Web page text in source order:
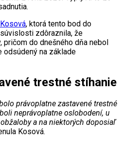
, ktorá tento bod do
zdôraznila, že
pričom do dnešného dňa nebol
odsúdený na základe
trestné stíhanie
právoplatne zastavené trestné
neprávoplatne oslobodení, u
a na niektorých doposiaľ
Kosová.